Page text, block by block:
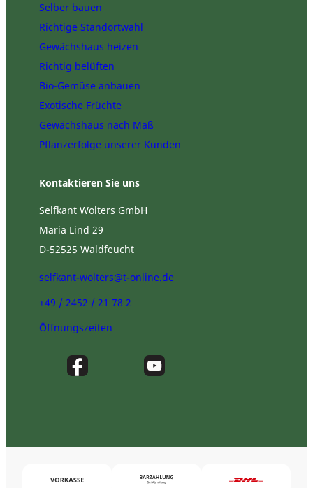
Selber bauen
Richtige Standortwahl
Gewächshaus heizen
Richtig belüften
Bio-Gemüse anbauen
Exotische Früchte
Gewächshaus nach Maß
Pflanzerfolge unserer Kunden
Kontaktieren Sie uns
Selfkant Wolters GmbH
Maria Lind 29
D-52525 Waldfeucht
selfkant-wolters@t-online.de
+49 / 2452 / 21 78 2
Öffnungszeiten